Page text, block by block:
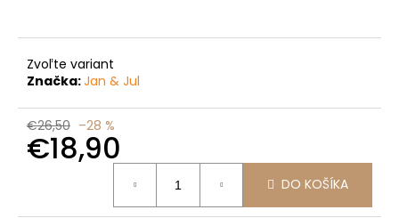
Zvoľte variant
Značka:Jan & Jul
€26,50 –28 %
€18,90
DO KOŠÍKA
č
a
m
e